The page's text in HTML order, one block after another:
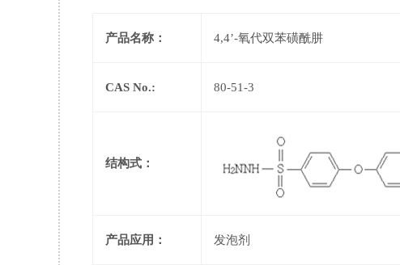
产品名称： 4,4’-氧代双苯磺酰肼
CAS No.: 80-51-3
结构式：
产品应用： 发泡剂